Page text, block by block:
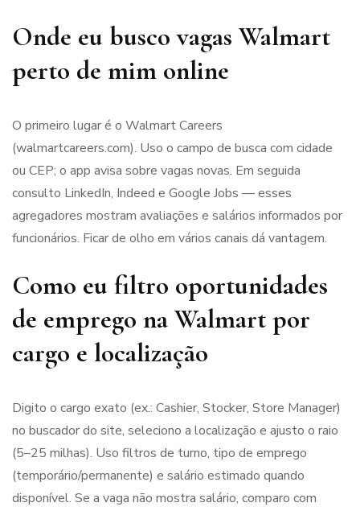
Onde eu busco vagas Walmart
perto de mim online
O primeiro lugar é o Walmart Careers
(walmartcareers.com). Uso o campo de busca com cidade
ou CEP; o app avisa sobre vagas novas. Em seguida
consulto LinkedIn, Indeed e Google Jobs — esses
agregadores mostram avaliações e salários informados por
funcionários. Ficar de olho em vários canais dá vantagem.
Como eu filtro oportunidades
de emprego na Walmart por
cargo e localização
Digito o cargo exato (ex.: Cashier, Stocker, Store Manager)
no buscador do site, seleciono a localização e ajusto o raio
(5–25 milhas). Uso filtros de turno, tipo de emprego
(temporário/permanente) e salário estimado quando
disponível. Se a vaga não mostra salário, comparo com